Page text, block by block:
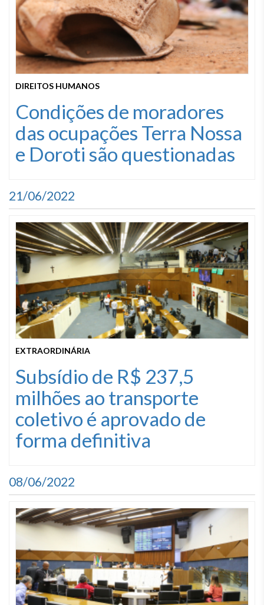
DIREITOS HUMANOS
Condições de moradores
das ocupações Terra Nossa
e Doroti são questionadas
21/06/2022
EXTRAORDINÁRIA
Subsídio de R$ 237,5
milhões ao transporte
coletivo é aprovado de
forma definitiva
08/06/2022